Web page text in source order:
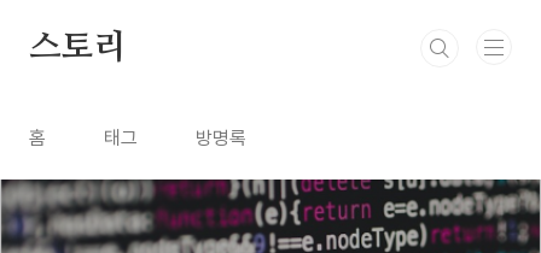
스토리
홈 태그 방명록